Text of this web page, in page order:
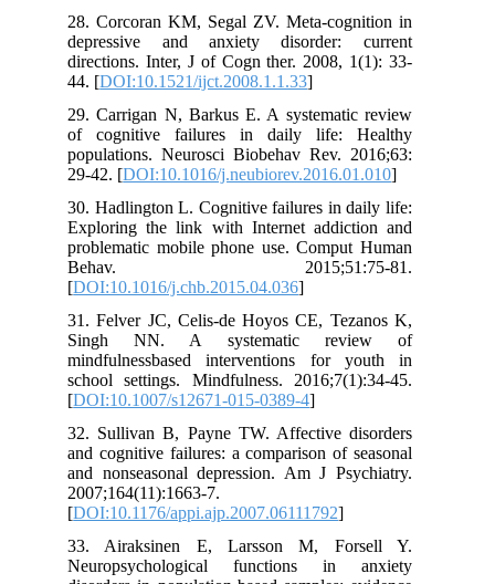
28. Corcoran KM, Segal ZV. Meta-cognition in
depressive and anxiety disorder: current
directions. Inter, J of Cogn ther. 2008, 1(1): 33-
44. [DOI:10.1521/ijct.2008.1.1.33
29. Carrigan N, Barkus E. A systematic review
of cognitive failures in daily life: Healthy
populations. Neurosci Biobehav Rev. 2016;63:
29-42. [DOI:10.1016/j.neubiorev.2016.01.010
30. Hadlington L. Cognitive failures in daily life:
Exploring the link with Internet addiction and
problematic mobile phone use. Comput Human
Behav. 2015;51:75-81.
[DOI:10.1016/j.chb.2015.04.036
31. Felver JC, Celis-de Hoyos CE, Tezanos K,
Singh NN. A systematic review of
mindfulnessbased interventions for youth in
school settings. Mindfulness. 2016;7(1):34-45.
[DOI:10.1007/s12671-015-0389-4
32. Sullivan B, Payne TW. Affective disorders
and cognitive failures: a comparison of seasonal
and nonseasonal depression. Am J Psychiatry.
2007;164(11):1663-7.
[DOI:10.1176/appi.ajp.2007.06111792
33. Airaksinen E, Larsson M, Forsell Y.
Neuropsychological functions in anxiety